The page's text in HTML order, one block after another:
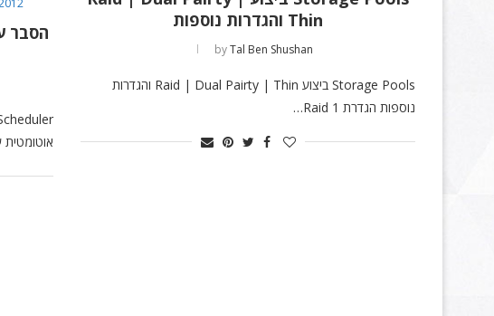
Thin והגדרות נוספות
byTal Ben Shushan
Storage Pools ביצוע Raid | Dual Pairty | Thin והגדרות
נוספות הגדרת Raid 1…
אוטומטית